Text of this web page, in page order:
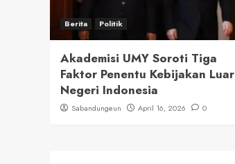
Berita Politik
Akademisi UMY Soroti Tiga
Faktor Penentu Kebijakan Luar
Negeri Indonesia
Sabandungeun April 16, 2026 0